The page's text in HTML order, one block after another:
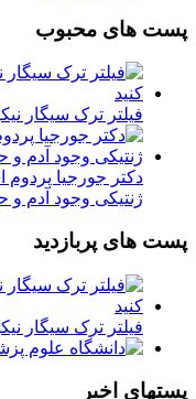
پست های محبوب
فیلتر ترک سیگار
دکتر جورجیا پردوم
ژنتیکی وجود آدم و
پست های پربازدید
فیلتر ترک سیگار
پستهای اخیر